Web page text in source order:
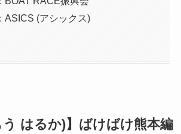
ASICS (アシックス)
う はるか)】ばけばけ熊本編